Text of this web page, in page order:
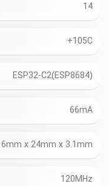
14
+105C
ESP32-C2(ESP8684)
66mA
16mm x 24mm x 3.1mm
120MHz